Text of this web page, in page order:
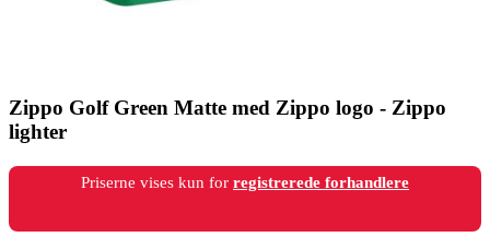
Zippo Golf Green Matte med Zippo logo - Zippo
lighter
Priserne vises kun for registrerede forhandlere